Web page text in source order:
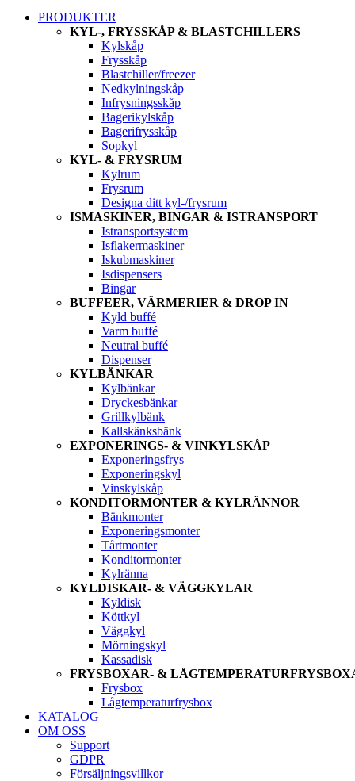
PRODUKTER
KYL-, FRYSSKÅP & BLASTCHILLERS
Kylskåp
Frysskåp
Blastchiller/freezer
Nedkylningskåp
Infrysningsskåp
Bagerikylskåp
Bagerifrysskåp
Sopkyl
KYL- & FRYSRUM
Kylrum
Frysrum
Designa ditt kyl-/frysrum
ISMASKINER, BINGAR & ISTRANSPORT
Istransportsystem
Isflakermaskiner
Iskubmaskiner
Isdispensers
Bingar
BUFFEER, VÄRMERIER & DROP IN
Kyld buffé
Varm buffé
Neutral buffé
Dispenser
KYLBÄNKAR
Kylbänkar
Dryckesbänkar
Grillkylbänk
Kallskänksbänk
EXPONERINGS- & VINKYLSKÅP
Exponeringsfrys
Exponeringskyl
Vinskylskåp
KONDITORMONTER & KYLRÄNNOR
Bänkmonter
Exponeringsmonter
Tårtmonter
Konditormonter
Kylränna
KYLDISKAR- & VÄGGKYLAR
Kyldisk
Köttkyl
Väggkyl
Mörningskyl
Kassadisk
FRYSBOXAR- &
Frysbox
Lågtemperaturfrysbox
KATALOG
OM OSS
Support
GDPR
Försäljningsvillkor